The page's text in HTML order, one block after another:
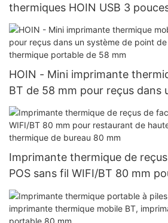
thermiques HOIN USB 3
codes-barres thermiques
HOIN - Mini imprimante
BT de 58 mm pour reçus dans
point de vente Imprimante
de 58 mm
Imprimante thermique de
POS sans fil WIFI/BT 80 mm
haute qualité Imprimante
mm